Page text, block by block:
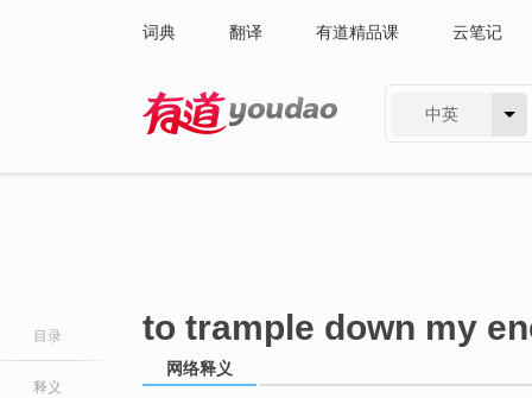
词典 翻译 有道精品课 云笔记
中英
目录
释义
to trample down my
网络释义